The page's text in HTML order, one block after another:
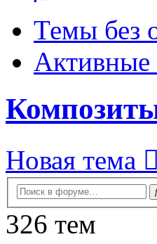
Темы без
Новая тема
326 тем